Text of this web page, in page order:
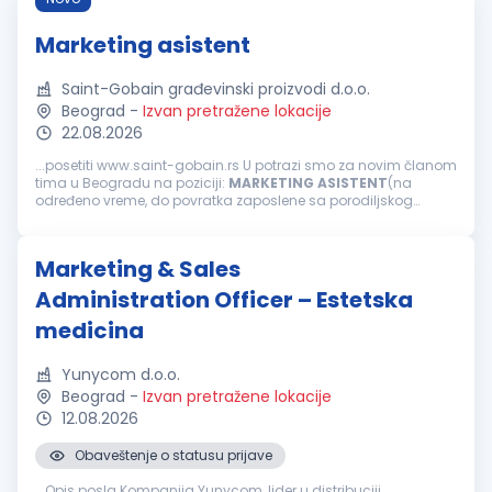
Marketing asistent
Saint-Gobain građevinski proizvodi d.o.o.
Beograd - Izvan pretražene lokacije
22.08.2026
...posetiti www.saint-gobain.rs U potrazi smo za novim članom
tima u Beogradu na poziciji: MARKETING ASISTENT(na
određeno vreme, do povratka zaposlene sa porodiljskog
Marketing & Sales
Administration Officer – Estetska
medicina
Yunycom d.o.o.
Beograd - Izvan pretražene lokacije
12.08.2026
Obaveštenje o statusu prijave